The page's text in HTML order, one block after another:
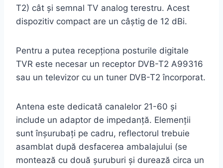
T2) cât şi semnal TV analog terestru. Acest
dispozitiv compact are un câştig de 12 dBi.
Pentru a putea recepționa posturile digitale
TVR este necesar un receptor DVB-T2 A99316
sau un televizor cu un tuner DVB-T2 încorporat.
Antena este dedicată canalelor 21-60 şi
include un adaptor de impedanţă. Elemenţii
sunt înşurubaţi pe cadru, reflectorul trebuie
asamblat după desfacerea ambalajului (se
montează cu două şuruburi şi durează circa un